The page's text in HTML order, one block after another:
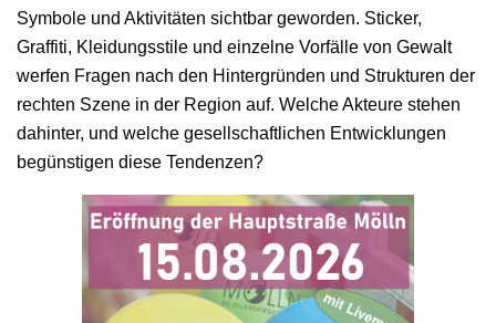
Symbole und Aktivitäten sichtbar geworden. Sticker,
Graffiti, Kleidungsstile und einzelne Vorfälle von Gewalt
werfen Fragen nach den Hintergründen und Strukturen der
rechten Szene in der Region auf. Welche Akteure stehen
dahinter, und welche gesellschaftlichen Entwicklungen
begünstigen diese Tendenzen?